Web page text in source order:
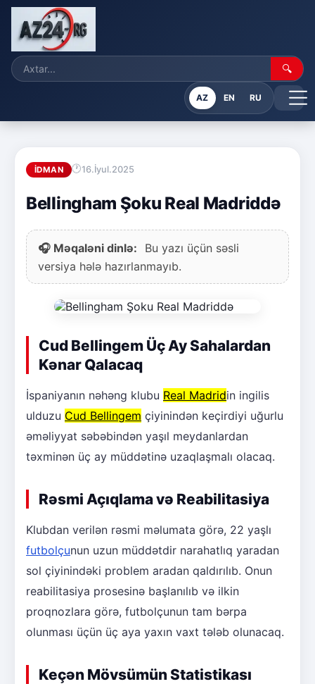
🔍
AZ EN RU
İDMAN 16.İyul.2025
Bellingham Şoku Real Madriddə
🎧 Məqaləni dinlə:
Bu yazı üçün səsli
versiya hələ hazırlanmayıb.
Cud Bellingem Üç Ay Sahalardan
Kənar Qalacaq
İspaniyanın nəhəng klubu Real Madridin ingilis
ulduzu Cud Bellingem çiyinindən keçirdiyi uğurlu
əməliyyat səbəbindən yaşıl meydanlardan
təxminən üç ay müddətinə uzaqlaşmalı olacaq.
Rəsmi Açıqlama və Reabilitasiya
Klubdan verilən rəsmi məlumata görə, 22 yaşlı
futbolçunun uzun müddətdir narahatlıq yaradan
sol çiyinindəki problem aradan qaldırılıb. Onun
reabilitasiya prosesinə başlanılıb və ilkin
proqnozlara görə, futbolçunun tam bərpa
olunması üçün üç aya yaxın vaxt tələb olunacaq.
Keçən Mövsümün Statistikası